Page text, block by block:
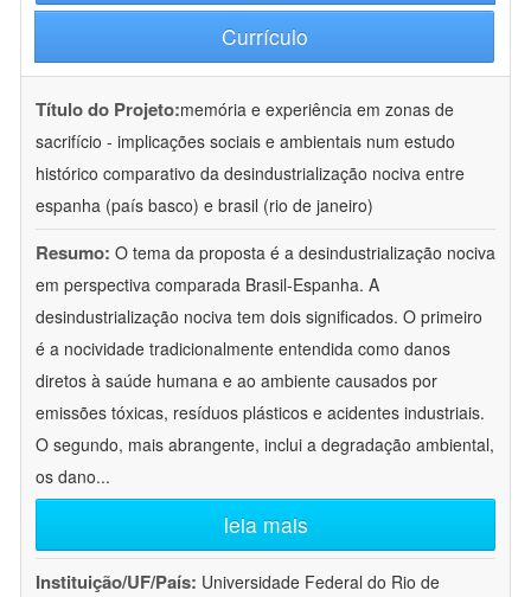
Currículo
Título do Projeto:memória e experiência em zonas de
sacrifício - implicações sociais e ambientais num estudo
histórico comparativo da desindustrialização nociva entre
espanha (país basco) e brasil (rio de janeiro)
Resumo: O tema da proposta é a desindustrialização nociva
em perspectiva comparada Brasil-Espanha. A
desindustrialização nociva tem dois significados. O primeiro
é a nocividade tradicionalmente entendida como danos
diretos à saúde humana e ao ambiente causados por
emissões tóxicas, resíduos plásticos e acidentes industriais.
O segundo, mais abrangente, inclui a degradação ambiental,
os dano...
leia mais
Instituição/UF/País: Universidade Federal do Rio de